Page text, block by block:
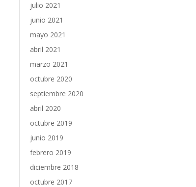
julio 2021
junio 2021
mayo 2021
abril 2021
marzo 2021
octubre 2020
septiembre 2020
abril 2020
octubre 2019
junio 2019
febrero 2019
diciembre 2018
octubre 2017